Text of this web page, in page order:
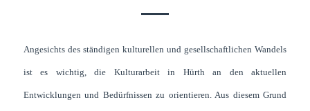
Angesichts des ständigen kulturellen und gesellschaftlichen Wandels
ist es wichtig, die Kulturarbeit in Hürth an den aktuellen
Entwicklungen und Bedürfnissen zu orientieren. Aus diesem Grund